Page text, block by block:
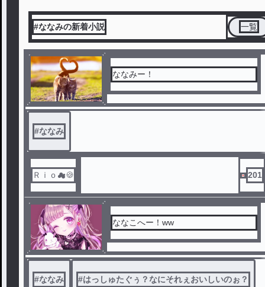
#ななみの新着小説 一覧
ななみー！
#ななみ
Ｒｉｏ☁🍪 201
ななこへー！ww
#ななみ #はっしゅたぐぅ？なにそれぇおいしいのぉ？